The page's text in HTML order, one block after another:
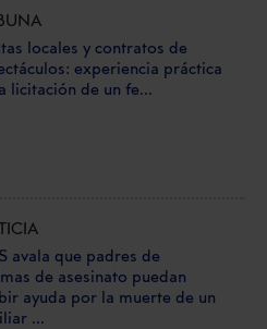
locales y contratos de
experiencia práctica
licitación de un fe...
avala que padres de
de asesinato puedan
ayuda por la muerte de un
...